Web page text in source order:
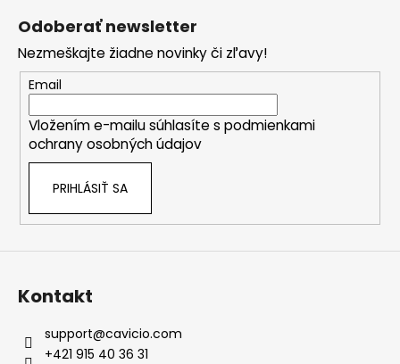
Odoberať newsletter
Nezmeškajte žiadne novinky či zľavy!
Email
Vložením e-mailu súhlasíte s podmienkami
ochrany osobných údajov
PRIHLÁSIŤ SA
Kontakt
support@cavicio.com
+421 915 40 36 31